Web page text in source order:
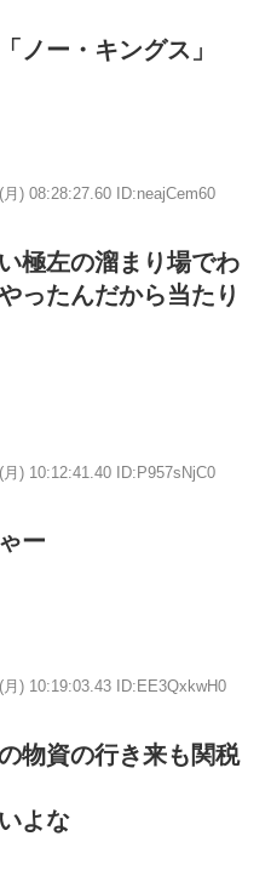
ノー・キングス」
) 08:28:27.60 ID:neajCem60
極左の溜まり場でわ
ったんだから当たり
月) 10:12:41.40 ID:P957sNjC0
ー
月) 10:19:03.43 ID:EE3QxkwH0
物資の行き来も関税
よな